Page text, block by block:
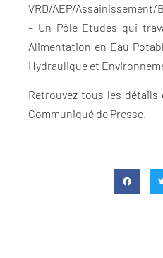
VRD/AEP/Assainissement/
– Un Pôle Etudes qui
Alimentation en Eau
Hydraulique et
Retrouvez tous les
Communiqué de Presse.